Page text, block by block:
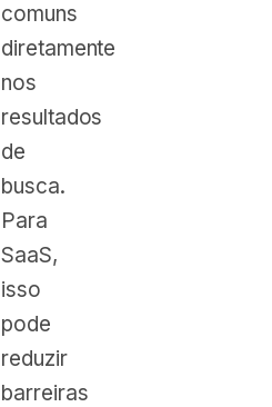
comuns
diretamente
nos
resultados
de
busca.
Para
SaaS,
isso
pode
reduzir
barreiras